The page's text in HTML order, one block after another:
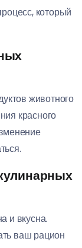
который
животного
красного
и вкусна.
ваш рацион